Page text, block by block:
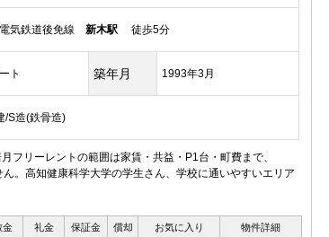
気鉄道後免線 新木駅 徒歩5分
ト 築年月 1993年3月
/S造(鉄骨造)
リーレントの範囲は家賃・共益・P1台・町費まで、
。高知健康科学大学の学生さん、学校に通いやすいエリア
金 礼金 保証金 償却 お気に入り 物件詳細